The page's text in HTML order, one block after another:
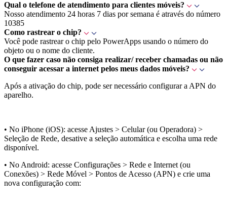
Qual o telefone de atendimento para clientes móveis?
Nosso atendimento 24 horas 7 dias por semana é através do número
10385
Como rastrear o chip?
Você pode rastrear o chip pelo PowerApps usando o número do
objeto ou o nome do cliente.
O que fazer caso não consiga realizar/ receber chamadas ou não
conseguir acessar a internet pelos meus dados móveis?
Após a ativação do chip, pode ser necessário configurar a APN do
aparelho.
• No iPhone (iOS): acesse Ajustes > Celular (ou Operadora) >
Seleção de Rede, desative a seleção automática e escolha uma rede
disponível.
• No Android: acesse Configurações > Rede e Internet (ou
Conexões) > Rede Móvel > Pontos de Acesso (APN) e crie uma
nova configuração com: